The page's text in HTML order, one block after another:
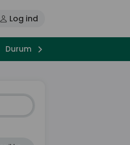
Log ind
Durum Pitabrød